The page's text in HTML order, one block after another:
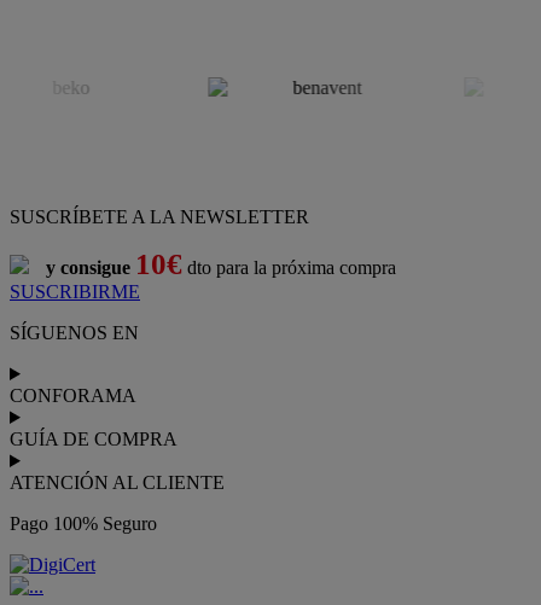
SUSCRÍBETE A LA NEWSLETTER
y consigue 10€ dto para la próxima compra
SUSCRIBIRME
SÍGUENOS EN
CONFORAMA
GUÍA DE COMPRA
ATENCIÓN AL CLIENTE
Pago 100% Seguro